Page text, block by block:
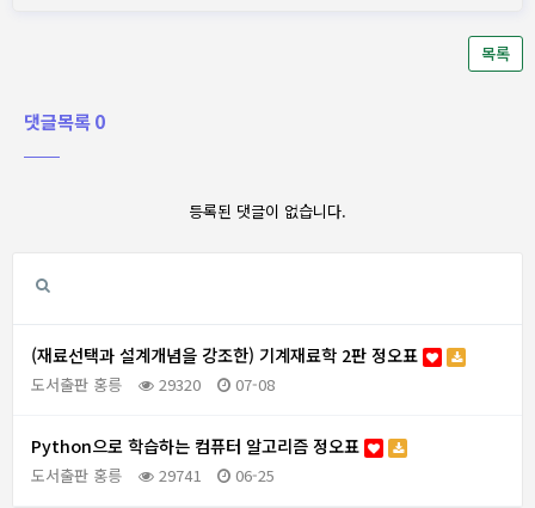
목록
댓글목록 0
등록된 댓글이 없습니다.
(재료선택과 설계개념을 강조한) 기계재료학 2판 정오표
도서출판 홍릉 29320 07-08
Python으로 학습하는 컴퓨터 알고리즘 정오표
도서출판 홍릉 29741 06-25